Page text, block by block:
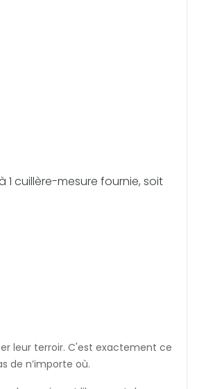
cuillère-mesure fournie, soit
leur terroir. C'est exactement ce
de n’importe où.